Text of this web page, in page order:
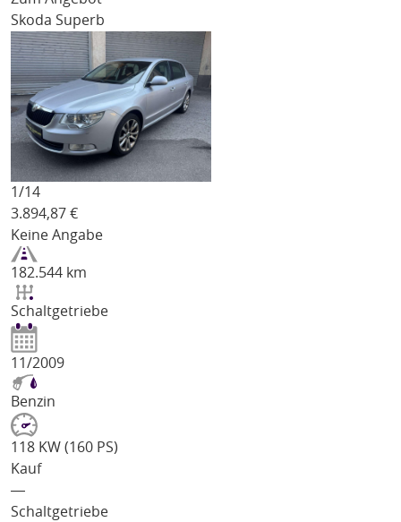
Skoda Superb
1/14
3.894,87 €
Keine Angabe
182.544 km
Schaltgetriebe
11/2009
Benzin
118 KW (160 PS)
Kauf
―
Schaltgetriebe